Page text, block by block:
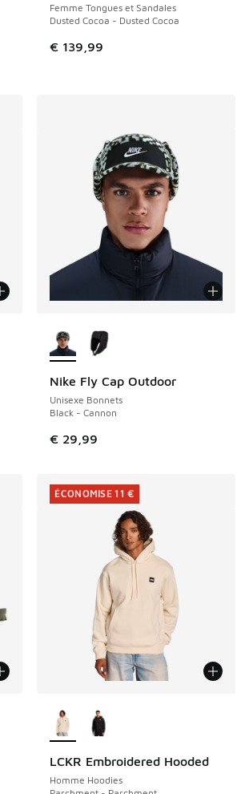
Femme Tongues et Sandales
Dusted Cocoa - Dusted Cocoa
€ 139,99
Nike Fly Cap Outdoor
Unisexe Bonnets
Black - Cannon
€ 29,99
LCKR Embroidered Hooded
Homme Hoodies
ÉCONOMISE 11 €
ÉCONOMISE 11 €